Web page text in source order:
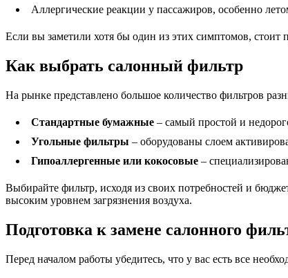
Аллергические реакции у пассажиров, особенно
Если вы заметили хотя бы один из этих симптомов, стоит
Как выбрать салонный фильтр
На рынке представлено большое количество фильтров
Стандартные бумажные – самый простой и
Угольные фильтры – оборудованы слоем
Гипоаллергенные или кокосовые –
Выбирайте фильтр, исходя из своих потребностей и
высоким уровнем загрязнения воздуха.
Подготовка к замене салонного
Перед началом работы убедитесь, что у вас есть все